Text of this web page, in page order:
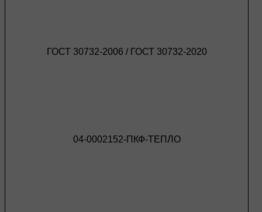
ГОСТ 30732-2006 / ГОСТ 30732-2020
04-0002152-ПКФ-ТЕПЛО